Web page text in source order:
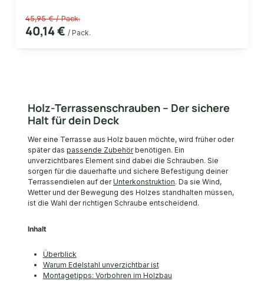
45,95 € / Pack.
40,14 € / Pack.
Holz-Terrassenschrauben – Der sichere
Halt für dein Deck
Wer eine Terrasse aus Holz bauen möchte, wird früher oder
später das passende Zubehörbenötigen. Ein
unverzichtbares Element sind dabei die Schrauben. Sie
sorgen für die dauerhafte und sichere Befestigung deiner
Terrassendielen auf derUnterkonstruktion. Da sie Wind,
Wetter und der Bewegung des Holzes standhalten müssen,
ist die Wahl der richtigen Schraube entscheidend.
Inhalt
Überblick
Warum Edelstahl unverzichtbar ist
Montagetipps: Vorbohren im Holzbau